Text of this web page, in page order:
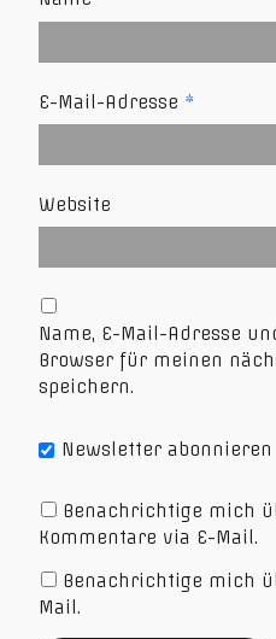
E-Mail-Adresse *
Website
Name, E-Mail-Adresse
Browser für meinen
speichern.
Newsletter
Benachrichtige mich
Kommentare via E-Mail.
Benachrichtige mich
Mail.